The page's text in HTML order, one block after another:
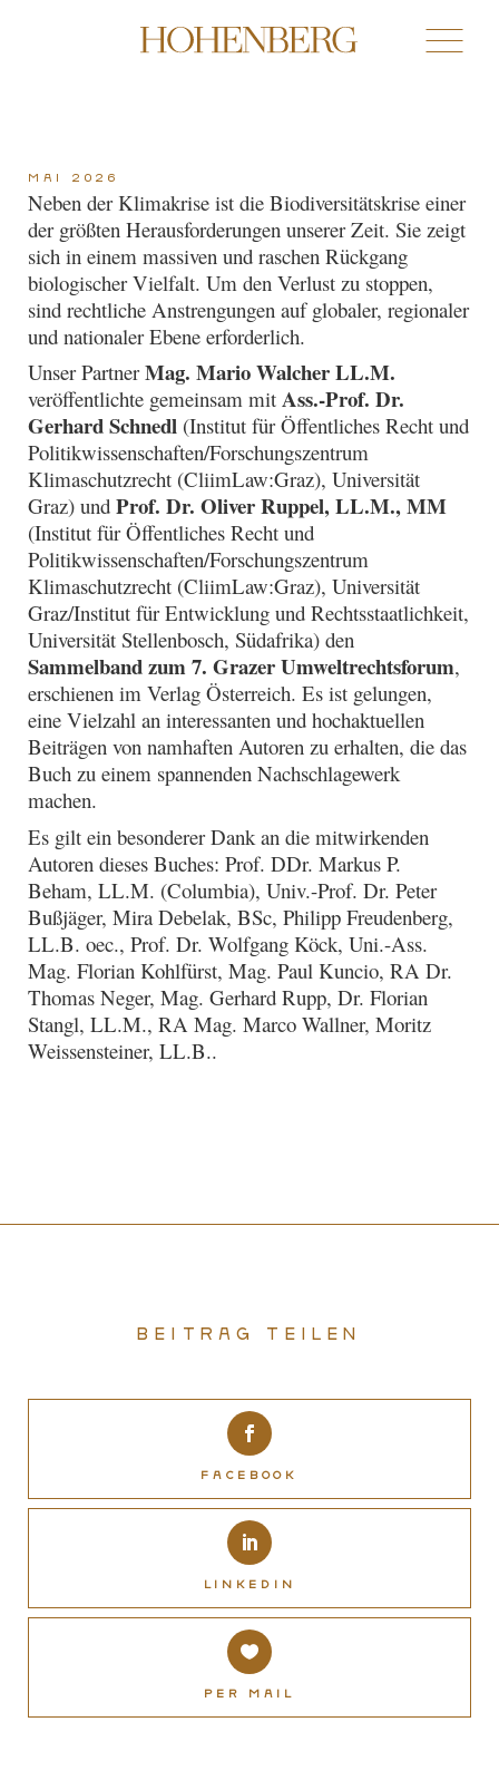
Mai 2026
Neben der Klimakrise ist die Biodiversitätskrise einer
der größten Herausforderungen unserer Zeit. Sie zeigt
sich in einem massiven und raschen Rückgang
biologischer Vielfalt. Um den Verlust zu stoppen,
sind rechtliche Anstrengungen auf globaler, regionaler
und nationaler Ebene erforderlich.
Unser PartnerMag. Mario Walcher LL.M.
veröffentlichte gemeinsam mitAss.-Prof. Dr.
Gerhard Schnedl (Institut für Öffentliches Recht und
Politikwissenschaften/Forschungszentrum
Klimaschutzrecht (CliimLaw:Graz), Universität
Graz) undProf. Dr. Oliver Ruppel, LL.M., MM
(Institut für Öffentliches Recht und
Politikwissenschaften/Forschungszentrum
Klimaschutzrecht (CliimLaw:Graz), Universität
Graz/Institut für Entwicklung und Rechtsstaatlichkeit,
Universität Stellenbosch, Südafrika) den
Sammelband zum 7. Grazer Umweltrechtsforum,
erschienen im Verlag Österreich. Es ist gelungen,
eine Vielzahl an interessanten und hochaktuellen
Beiträgen von namhaften Autoren zu erhalten, die das
Buch zu einem spannenden Nachschlagewerk
machen.
Es gilt ein besonderer Dank an die mitwirkenden
Autoren dieses Buches: Prof. DDr. Markus P.
Beham, LL.M. (Columbia), Univ.-Prof. Dr. Peter
Bußjäger, Mira Debelak, BSc, Philipp Freudenberg,
LL.B. oec., Prof. Dr. Wolfgang Köck, Uni.-Ass.
Mag. Florian Kohlfürst, Mag. Paul Kuncio, RA Dr.
Thomas Neger, Mag. Gerhard Rupp, Dr. Florian
Stangl, LL.M., RA Mag. Marco Wallner, Moritz
Weissensteiner, LL.B..
Beitrag teilen
Facebook
LinkedIn
Per Mail